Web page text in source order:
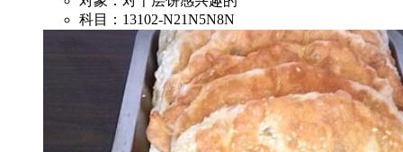
科目：13102-N21N5N8N